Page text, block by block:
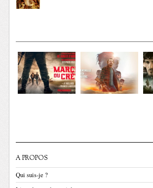
A PROPOS
Qui suis-je ?